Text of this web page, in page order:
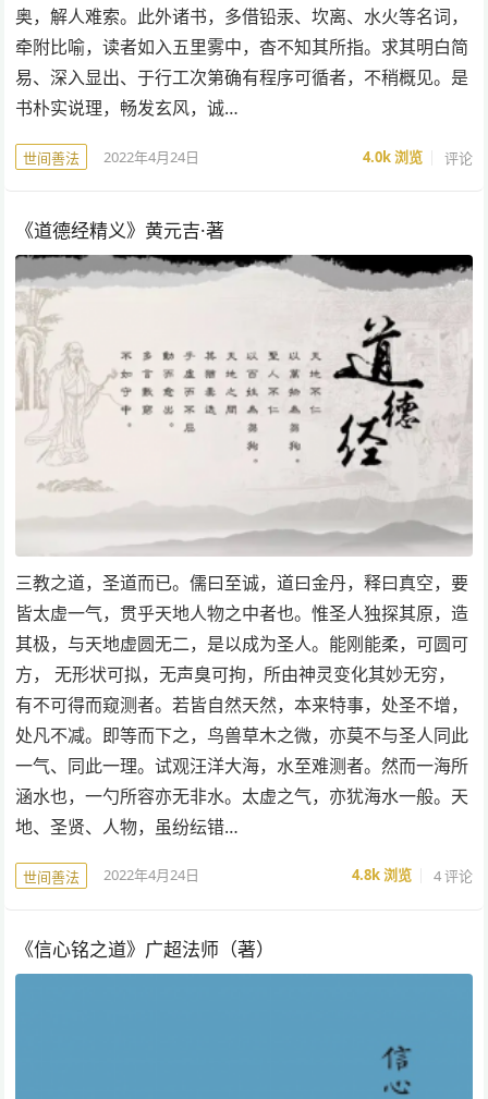
奥，解人难索。此外诸书，多借铅汞、坎离、水火等名词，
牵附比喻，读者如入五里雾中，杳不知其所指。求其明白简
易、深入显出、于行工次第确有程序可循者，不稍概见。是
书朴实说理，畅发玄风，诚…
世间善法 2022年4月24日 4.0k浏览 评论
《道德经精义》黄元吉·著
三教之道，圣道而已。儒曰至诚，道曰金丹，释曰真空，要
皆太虚一气，贯乎天地人物之中者也。惟圣人独探其原，造
其极，与天地虚圆无二，是以成为圣人。能刚能柔，可圆可
方， 无形状可拟，无声臭可拘，所由神灵变化其妙无穷，
有不可得而窥测者。若皆自然天然，本来特事，处圣不增，
处凡不减。即等而下之，鸟兽草木之微，亦莫不与圣人同此
一气、同此一理。试观汪洋大海，水至难测者。然而一海所
涵水也，一勺所容亦无非水。太虚之气，亦犹海水一般。天
地、圣贤、人物，虽纷纭错…
世间善法 2022年4月24日 4.8k浏览 4 评论
《信心铭之道》广超法师（著）